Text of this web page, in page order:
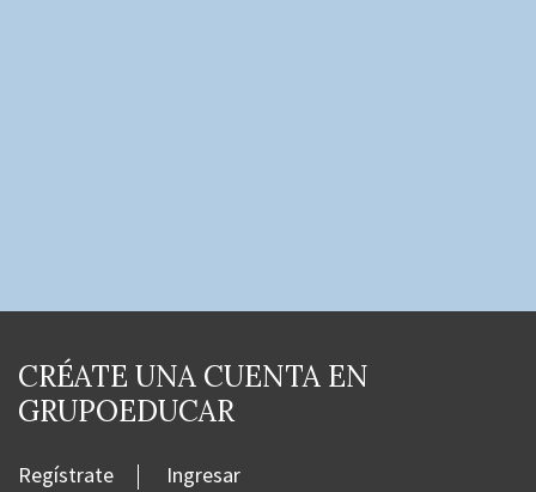
CRÉATE UNA CUENTA EN
GRUPOEDUCAR
Regístrate Ingresar